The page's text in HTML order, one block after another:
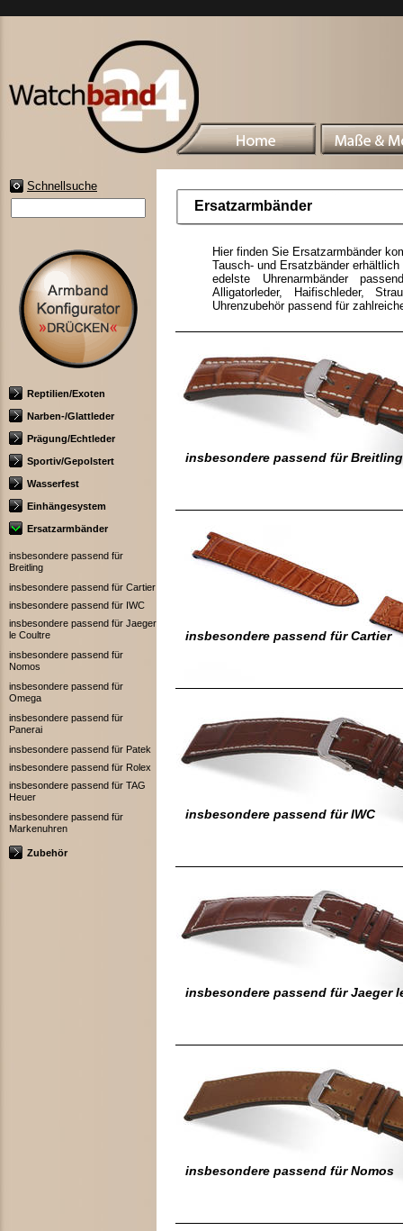
Schnellsuche
Reptilien/Exoten
Narben-/Glattleder
Prägung/Echtleder
Sportiv/Gepolstert
Wasserfest
Einhängesystem
Ersatzarmbänder
insbesondere passend für
Breitling
insbesondere passend für Cartier
insbesondere passend für IWC
insbesondere passend für Jaeger
le Coultre
insbesondere passend für
Nomos
insbesondere passend für
Omega
insbesondere passend für
Panerai
insbesondere passend für Patek
insbesondere passend für Rolex
insbesondere passend für TAG
Heuer
insbesondere passend für
Markenuhren
Zubehör
Ersatzarmbänder
Hier finden Sie Ersatzarmbänder
Tausch- und Ersatzbänder
edelste Uhrenarmbänder
Alligatorleder, Haifischleder,
Uhrenzubehör passend für
insbesondere passend für Breitling
insbesondere passend für Cartier
insbesondere passend für IWC
insbesondere passend für Jaeger
insbesondere passend für Nomos